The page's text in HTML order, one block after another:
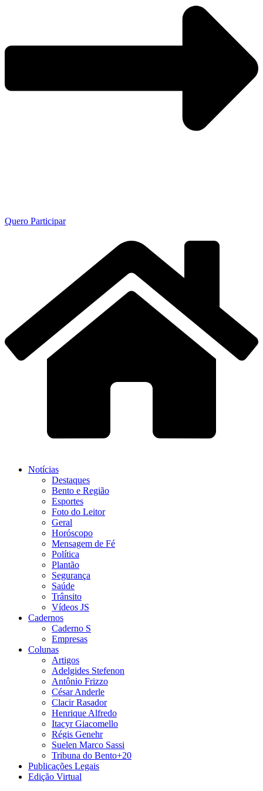
Quero Participar
Notícias
Destaques
Bento e Região
Esportes
Foto do Leitor
Geral
Horóscopo
Mensagem de Fé
Política
Plantão
Segurança
Saúde
Trânsito
Vídeos JS
Cadernos
Caderno S
Empresas
Colunas
Artigos
Adelgides Stefenon
Antônio Frizzo
César Anderle
Clacir Rasador
Henrique Alfredo
Itacyr Giacomello
Régis Genehr
Suelen Marco Sassi
Tribuna do Bento+20
Publicações Legais
Edição Virtual